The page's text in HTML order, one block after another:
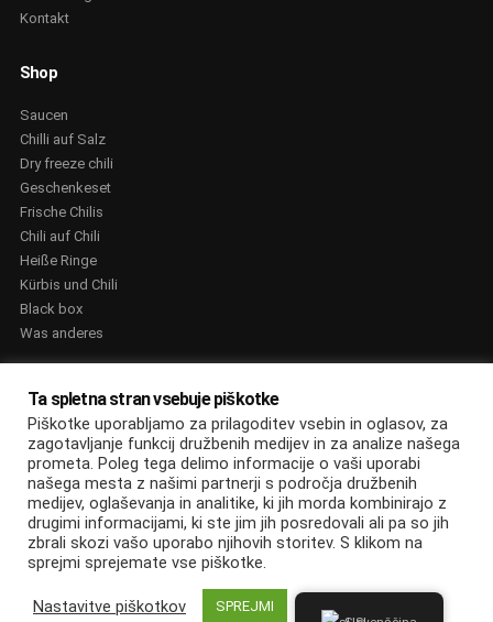
Kontakt
Shop
Saucen
Chilli auf Salz
Dry freeze chili
Geschenkeset
Frische Chilis
Chili auf Chili
Heiße Ringe
Kürbis und Chili
Black box
Was anderes
© Edin Džananović s.p, informacijske storitve. 2022. Vse pravice
pridržane
Ta spletna stran vsebuje piškotke
Piškotke uporabljamo za prilagoditev vsebin in oglasov, za
zagotavljanje funkcij družbenih medijev in za analize našega
prometa. Poleg tega delimo informacije o vaši uporabi
našega mesta z našimi partnerji s področja družbenih
medijev, oglaševanja in analitike, ki jih morda kombinirajo z
drugimi informacijami, ki ste jim jih posredovali ali pa so jih
zbrali skozi vašo uporabo njihovih storitev. S klikom na
sprejmi sprejemate vse piškotke.
Nastavitve piškotkov SPREJMI